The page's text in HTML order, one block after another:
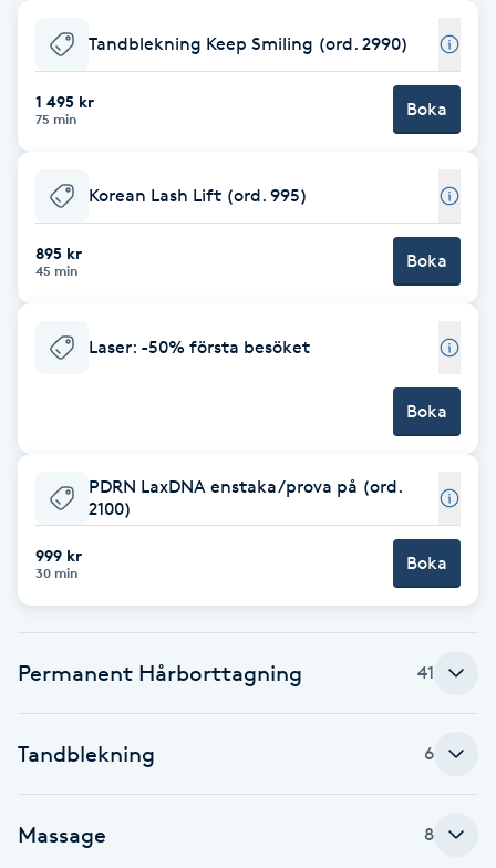
Babylights
Balayage
Barber
BIAB
Brynfärgning
Bröllopsuppsättning
C
Tandblekning Keep Smiling (ord. 2990)
1 495 kr
75 min Boka
Korean Lash Lift (ord. 995)
895 kr
45 min Boka
Laser: -50% första besöket
Boka
PDRN LaxDNA enstaka/prova på (ord.
2100)
999 kr
30 min Boka
Permanent Hårborttagning 41
Tandblekning 6
Massage 8